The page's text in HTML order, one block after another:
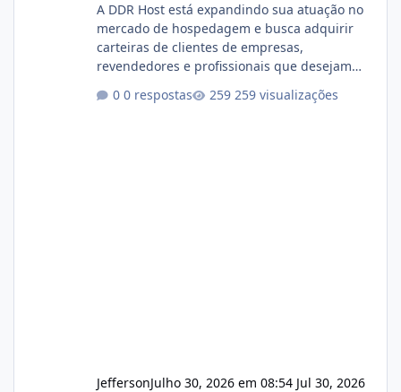
A DDR Host está expandindo sua atuação no
mercado de hospedagem e busca adquirir
carteiras de clientes de empresas,
revendedores e profissionais que desejam
operação. Se você possui clientes ativos de
0 respostas 259 visualizações
JeffersonJulho 30, 2026 em 08:54 Jul 30, 2026